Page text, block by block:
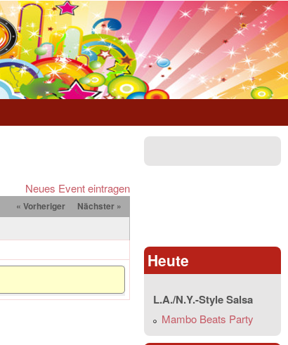
Neues Event eintragen
« Vorheriger Nächster »
Heute
L.A./N.Y.-Style Salsa
Mambo Beats Party